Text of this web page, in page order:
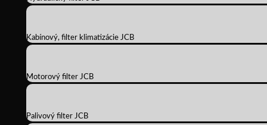
Kabínový, filter klimatizácie JCB
Motorový filter JCB
Palivový filter JCB